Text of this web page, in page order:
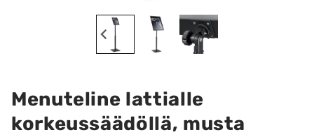
Menuteline lattialle
korkeussäädöllä, musta